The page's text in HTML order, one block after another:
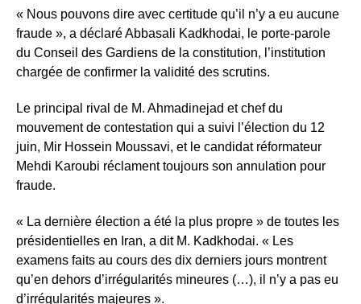
« Nous pouvons dire avec certitude qu’il n’y a eu aucune
fraude », a déclaré Abbasali Kadkhodai, le porte-parole
du Conseil des Gardiens de la constitution, l’institution
chargée de confirmer la validité des scrutins.
Le principal rival de M. Ahmadinejad et chef du
mouvement de contestation qui a suivi l’élection du 12
juin, Mir Hossein Moussavi, et le candidat réformateur
Mehdi Karoubi réclament toujours son annulation pour
fraude.
« La dernière élection a été la plus propre » de toutes les
présidentielles en Iran, a dit M. Kadkhodai. « Les
examens faits au cours des dix derniers jours montrent
qu’en dehors d’irrégularités mineures (…), il n’y a pas eu
d’irrégularités majeures ».